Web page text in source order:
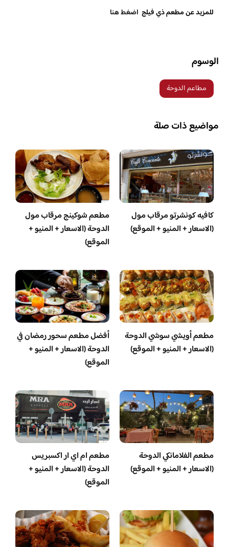
للمزيد عن مطعم ذي فيلج اضغط هنا
الوسوم
مطاعم الدوحة
مواضيع ذات صلة
كافيه كونشرتو مرقاب مول
(الاسعار + المنيو + الموقع)
مطعم شوكينج مرقاب مول
الدوحة (الاسعار + المنيو +
الموقع)
مطعم أويشي سوشي الدوحة
(الاسعار + المنيو + الموقع)
أفضل مطعم سحور رمضان في
الدوحة (الاسعار + المنيو +
الموقع)
مطعم الفلامانكي الدوحة
(الاسعار + المنيو + الموقع)
مطعم ام اي ار اكسبريس
الدوحة (الاسعار + المنيو +
الموقع)